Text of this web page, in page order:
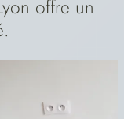
offre un